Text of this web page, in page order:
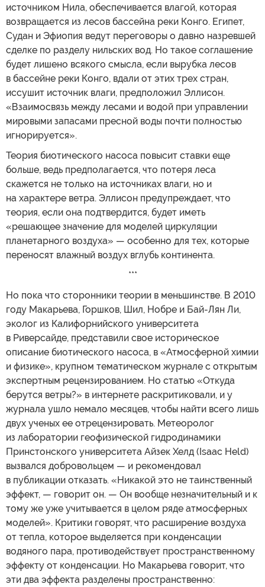
источником Нила, обеспечивается влагой, которая
возвращается из лесов бассейна реки Конго. Египет,
Судан и Эфиопия ведут переговоры о давно назревшей
сделке по разделу нильских вод. Но такое соглашение
будет лишено всякого смысла, если вырубка лесов
в бассейне реки Конго, вдали от этих трех стран,
иссушит источник влаги, предположил Эллисон.
«Взаимосвязь между лесами и водой при управлении
мировыми запасами пресной воды почти полностью
игнорируется».
Теория биотического насоса повысит ставки еще
больше, ведь предполагается, что потеря леса
скажется не только на источниках влаги, но и
на характере ветра. Эллисон предупреждает, что
теория, если она подтвердится, будет иметь
«решающее значение для моделей циркуляции
планетарного воздуха» — особенно для тех, которые
переносят влажный воздух вглубь континента.
***
Но пока что сторонники теории в меньшинстве. В 2010
году Макарьева, Горшков, Шил, Нобре и Бай-Лян Ли,
эколог из Калифорнийского университета
в Риверсайде, представили свое историческое
описание биотического насоса, в «Атмосферной химии
и физике», крупном тематическом журнале с открытым
экспертным рецензированием. Но статью «Откуда
берутся ветры?» в интернете раскритиковали, и у
журнала ушло немало месяцев, чтобы найти всего лишь
двух ученых ее отрецензировать. Метеоролог
из лаборатории геофизической гидродинамики
Принстонского университета Айзек Хелд (Isaac Held)
вызвался добровольцем — и рекомендовал
в публикации отказать. «Никакой это не таинственный
эффект, — говорит он. — Он вообще незначительный и к
тому же уже учитывается в целом ряде атмосферных
моделей». Критики говорят, что расширение воздуха
от тепла, которое выделяется при конденсации
водяного пара, противодействует пространственному
эффекту от конденсации. Но Макарьева говорит, что
эти два эффекта разделены пространственно: